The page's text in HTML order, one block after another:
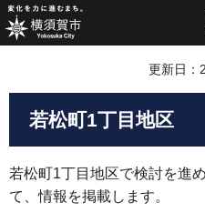
更新日：
若松町1丁目地区
若松町1丁目地区で検討を進
て、情報を掲載します。